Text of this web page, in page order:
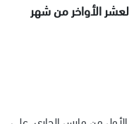
العشر الأواخر من شهر